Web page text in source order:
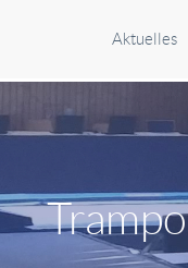
Aktuelles